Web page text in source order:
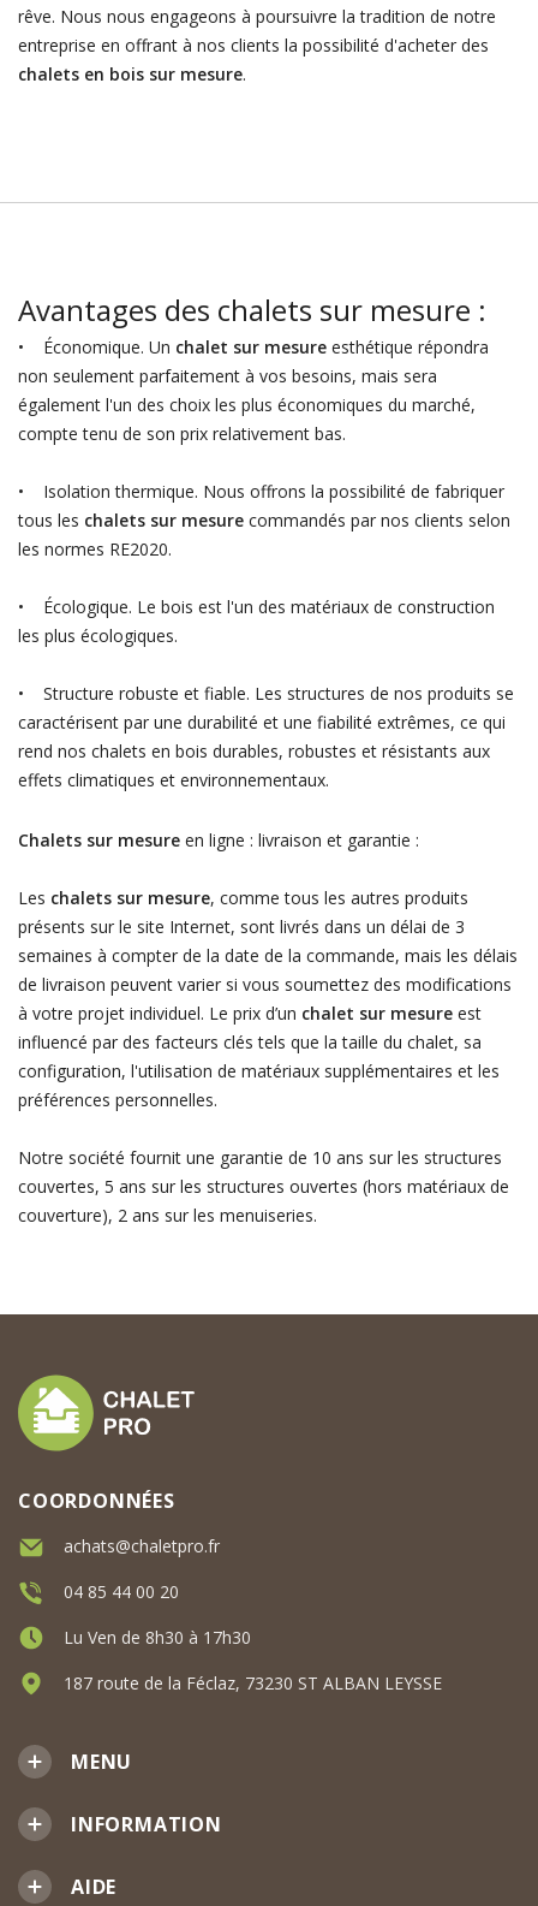
rêve. Nous nous engageons à poursuivre la tradition de notre
entreprise en offrant à nos clients la possibilité d'acheter des
chalets en bois sur mesure.
Avantages des chalets sur mesure :
• Économique. Un chalet sur mesureesthétique répondra
non seulement parfaitement à vos besoins, mais sera
également l'un des choix les plus économiques du marché,
compte tenu de son prix relativement bas.
• Isolation thermique. Nous offrons la possibilité de fabriquer
tous les chalets sur mesurecommandés par nos clients selon
les normes RE2020.
• Écologique. Le bois est l'un des matériaux de construction
les plus écologiques.
• Structure robuste et fiable. Les structures de nos produits se
caractérisent par une durabilité et une fiabilité extrêmes, ce qui
rend nos chalets en bois durables, robustes et résistants aux
effets climatiques et environnementaux.
Chalets sur mesureen ligne : livraison et garantie :
Les chalets sur mesure, comme tous les autres produits
présents sur le site Internet, sont livrés dans un délai de 3
semaines à compter de la date de la commande, mais les délais
de livraison peuvent varier si vous soumettez des modifications
à votre projet individuel. Le prix d’un chalet sur mesureest
influencé par des facteurs clés tels que la taille du chalet, sa
configuration, l'utilisation de matériaux supplémentaires et les
préférences personnelles.
Notre société fournit une garantie de 10 ans sur les structures
couvertes, 5 ans sur les structures ouvertes (hors matériaux de
couverture), 2 ans sur les menuiseries.
MENU
INFORMATION
AIDE
COORDONNÉES
achats@chaletpro.fr
04 85 44 00 20
Lu Ven de 8h30 à 17h30
187 route de la Féclaz, 73230 ST ALBAN LEYSSE